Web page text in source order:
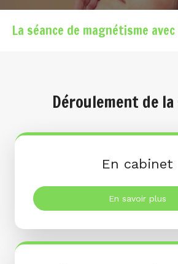
La séance de magnétisme avec
Déroulement de la
En cabinet
En savoir plus